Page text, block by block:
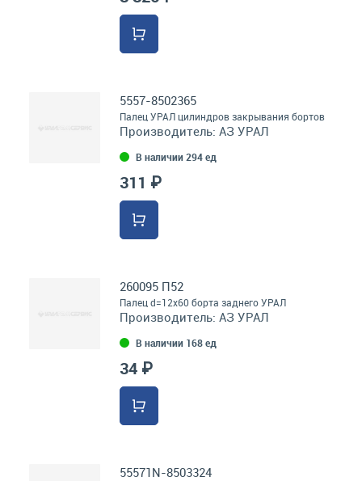
5557-8502365
Палец УРАЛ цилиндров закрывания бортов
Производитель: АЗ УРАЛ
В наличии 294 ед
311 ₽
260095 П52
Палец d=12х60 борта заднего УРАЛ
Производитель: АЗ УРАЛ
В наличии 168 ед
34 ₽
55571N-8503324